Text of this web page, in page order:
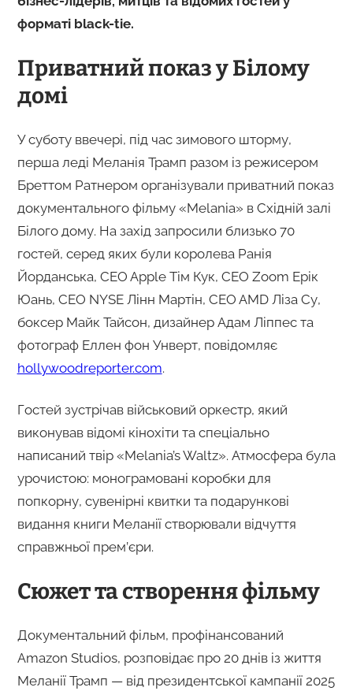
форматі black-tie.
Приватний показ у Білому
домі
У суботу ввечері, під час зимового шторму,
перша леді Меланія Трамп разом із режисером
Бреттом Ратнером організували приватний показ
документального фільму «Melania» в Східній залі
Білого дому. На захід запросили близько 70
гостей, серед яких були королева Ранія
Йорданська, CEO Apple Тім Кук, CEO Zoom Ерік
Юань, CEO NYSE Лінн Мартін, CEO AMD Ліза Су,
боксер Майк Тайсон, дизайнер Адам Ліппес та
фотограф Еллен фон Унверт, повідомляє
hollywoodreporter.com.
Гостей зустрічав військовий оркестр, який
виконував відомі кінохіти та спеціально
написаний твір «Melania’s Waltz». Атмосфера була
урочистою: монограмовані коробки для
попкорну, сувенірні квитки та подарункові
видання книги Меланії створювали відчуття
справжньої прем’єри.
Сюжет та створення фільму
Документальний фільм, профінансований
Amazon Studios, розповідає про 20 днів із життя
Меланії Трамп — від президентської кампанії 2025